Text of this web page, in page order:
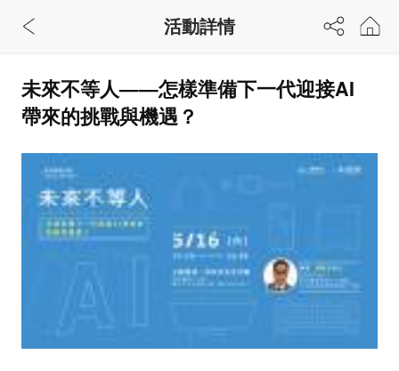
未來不等人——怎樣準備下一代迎接AI
帶來的挑戰與機遇？
活動詳情